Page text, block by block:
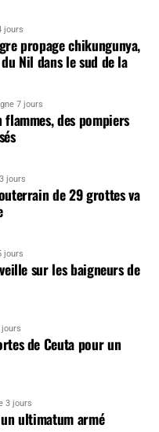
jours
propage chikungunya,
Nil dans le sud de la
7 jours
flammes, des pompiers
jours
de 29 grottes va
jours
sur les baigneurs de
jours
de Ceuta pour un
3 jours
ultimatum armé